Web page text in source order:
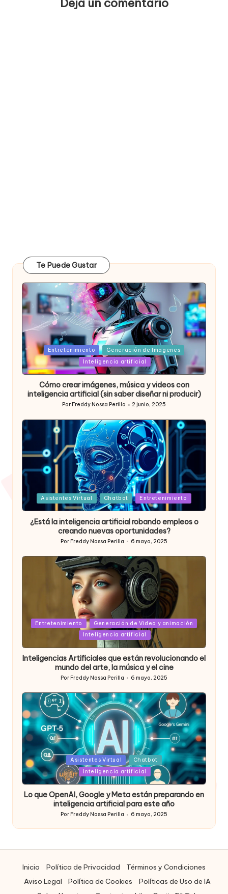
Te Puede Gustar
Posted
in
Entretenimiento
Generación de Imagenes
Inteligencia artificial
Cómo crear imágenes, música y videos con
inteligencia artificial (sin saber diseñar ni producir)
Publicado
Por Freddy Nossa Perilla 2 junio, 2025
PostedAsistentes Virtual Chatbot Entretenimiento
¿Está la inteligencia artificial robando empleos o
creando nuevas oportunidades?
Publicado
Por Freddy Nossa Perilla 6 mayo, 2025
Posted
Entretenimiento
Generación de Video y animación
Inteligencia artificial
Inteligencias Artificiales que están revolucionando el
mundo del arte, la música y el cine
Publicado
por
Por Freddy Nossa Perilla 6 mayo, 2025
Posted
in
Asistentes Virtual
Chatbot
Inteligencia artificial
Lo que OpenAI, Google y Meta están preparando en
inteligencia artificial para este año
Publicado
por
Por Freddy Nossa Perilla 6 mayo, 2025
Inicio Política de Privacidad
Términos y Condiciones
Aviso Legal
Política de Cookies
Políticas de Uso de IA